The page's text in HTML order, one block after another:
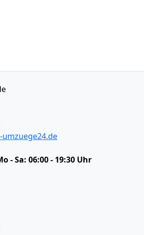
- Sa: 06:00 - 19:30 Uhr